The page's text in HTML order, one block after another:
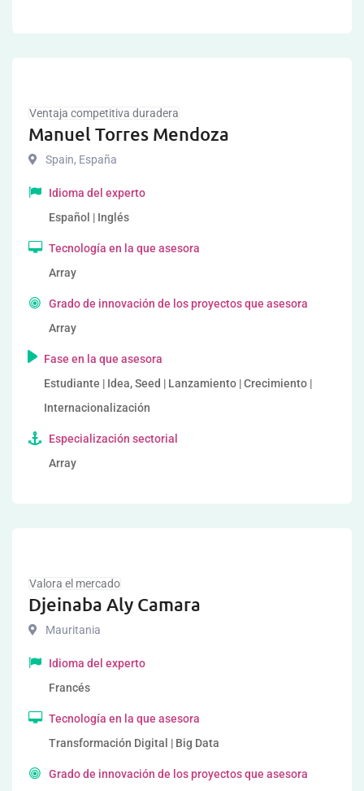
Ventaja competitiva duradera
Manuel Torres Mendoza
Spain, España
Idioma del experto
Español | Inglés
Tecnología en la que asesora
Array
Grado de innovación de los proyectos que asesora
Array
Fase en la que asesora
Estudiante | Idea, Seed | Lanzamiento | Crecimiento |
Internacionalización
Especialización sectorial
Array
Valora el mercado
Djeinaba Aly Camara
Mauritania
Idioma del experto
Francés
Tecnología en la que asesora
Transformación Digital | Big Data
Grado de innovación de los proyectos que asesora